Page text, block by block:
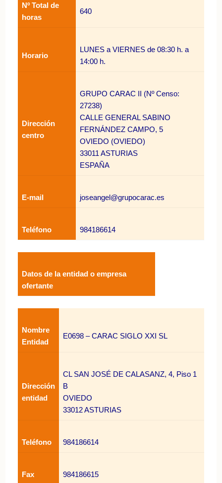
Nº Total de
horas
640
Horario
LUNES a VIERNES de 08:30 h. a
14:00 h.
Dirección
centro
GRUPO CARAC II (Nº Censo:
27238)
CALLE GENERAL SABINO
FERNÁNDEZ CAMPO, 5
OVIEDO (OVIEDO)
33011 ASTURIAS
ESPAÑA
E-mail joseangel@grupocarac.es
Teléfono 984186614
Datos de la entidad o empresa
ofertante
Nombre
Entidad
E0698–CARAC SIGLO XXI SL
Dirección
entidad
CL SAN JOSÉ DE CALASANZ, 4, Piso 1
B
OVIEDO
33012 ASTURIAS
Teléfono 984186614
Fax 984186615